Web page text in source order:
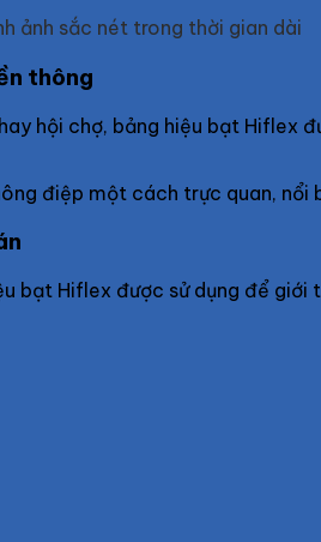
ảnh sắc nét trong thời gian dài
thông
hội chợ, bảng hiệu bạt
điệp một cách trực quan, nổi
bạt Hiflex được sử dụng để